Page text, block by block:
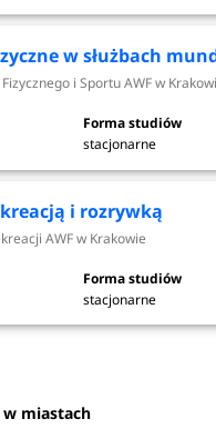
i sprawności fizycznej
w służbach
i rozrywką
esr.awf.krakow.pl
i Sportu AWF w
stacjonarne
i rozrywką
AWF w Krakowie
stacjonarne
miastach